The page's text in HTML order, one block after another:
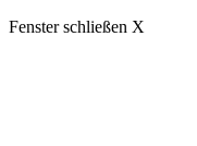
Fenster schließen X